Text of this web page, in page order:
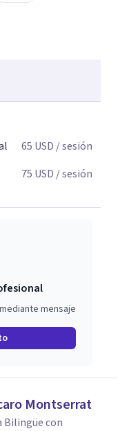
de esta
el presente, se
su impacto
su
y duraderos en
65 USD / sesión
75 USD / sesión
mensaje
Montserrat
Bilingüe con